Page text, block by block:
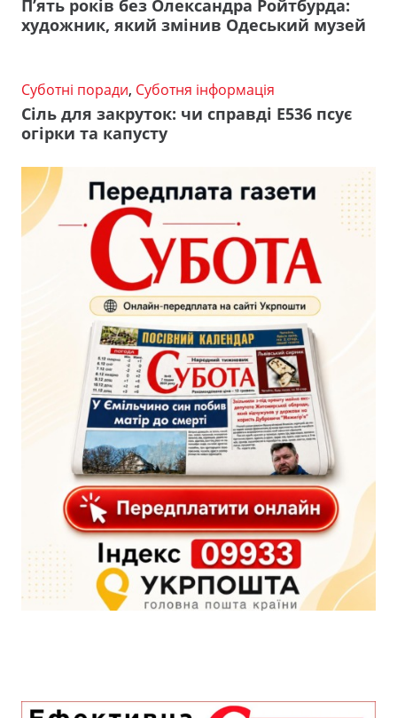
П’ять років без Олександра Ройтбурда:
художник, який змінив Одеський музей
Суботні поради, Суботня інформація
Сіль для закруток: чи справді Е536 псує
огірки та капусту